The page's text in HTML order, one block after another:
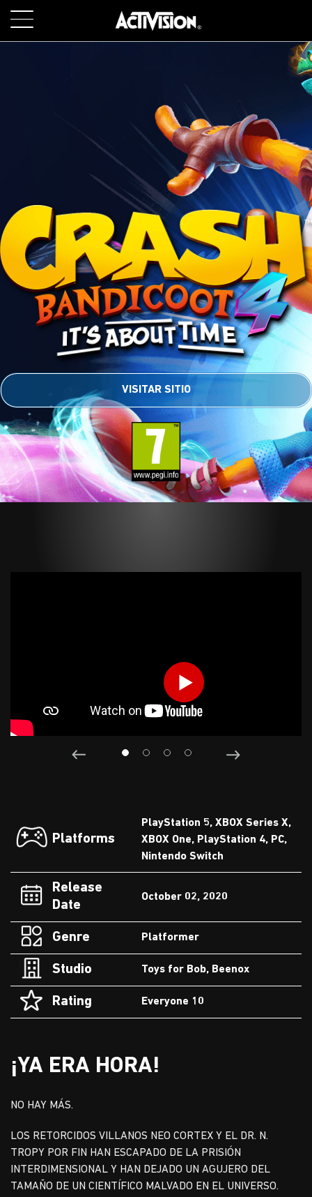
SKIP TO MAIN CONTENT
INICIAR SESIÓN
REGISTRARSE
VISITAR SITIO
Platforms
PlayStation 5, XBOX Series X,
XBOX One, PlayStation 4, PC,
Nintendo Switch
Release
Date
October 02, 2020
Genre Platformer
Studio Toys for Bob, Beenox
Rating Everyone 10
¡YA ERA HORA!
NO HAY MÁS.
LOS RETORCIDOS VILLANOS NEO CORTEX Y EL DR. N.
TROPY POR FIN HAN ESCAPADO DE LA PRISIÓN
INTERDIMENSIONAL Y HAN DEJADO UN AGUJERO DEL
TAMAÑO DE UN CIENTÍFICO MALVADO EN EL UNIVERSO.